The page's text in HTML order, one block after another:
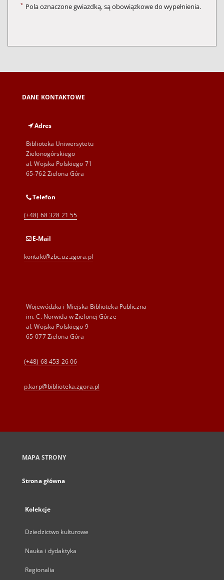
* Pola oznaczone gwiazdką, są obowiązkowe do wypełnienia.
DANE KONTAKTOWE
Adres
Biblioteka Uniwersytetu
Zielonogórskiego
al. Wojska Polskiego 71
65-762 Zielona Góra
Telefon
(+48) 68 328 21 55
E-Mail
kontakt@zbc.uz.zgora.pl
Wojewódzka i Miejska Biblioteka Publiczna
im. C. Norwida w Zielonej Górze
al. Wojska Polskiego 9
65-077 Zielona Góra
(+48) 68 453 26 06
p.karp@biblioteka.zgora.pl
MAPA STRONY
Strona główna
Kolekcje
Dziedzictwo kulturowe
Nauka i dydaktyka
Regionalia